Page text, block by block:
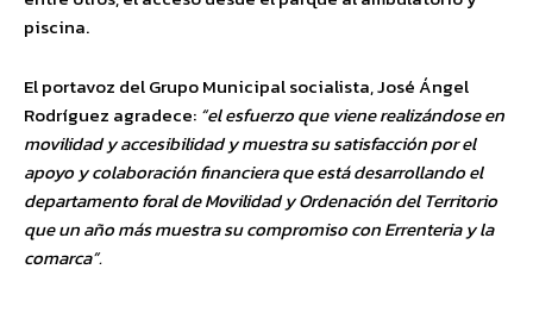
piscina.
El portavoz del Grupo Municipal socialista, José Ángel
Rodríguez agradece: “el esfuerzo que viene realizándose en
movilidad y accesibilidad y muestra su satisfacción por el
apoyo y colaboración financiera que está desarrollando el
departamento foral de Movilidad y Ordenación del Territorio
que un año más muestra su compromiso con Errenteria y la
comarca”.